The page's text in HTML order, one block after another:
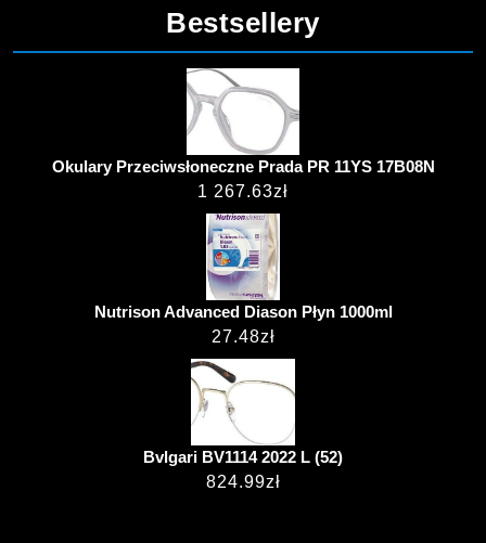
Bestsellery
Okulary Przeciwsłoneczne Prada PR 11YS 17B08N
1 267.63zł
Nutrison Advanced Diason Płyn 1000ml
27.48zł
Bvlgari BV1114 2022 L (52)
824.99zł